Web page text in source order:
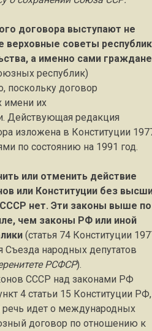
договора выступают не
верховные советы республик
а именно сами граждане
республик)
поскольку договор
имени их
Действующая редакция
изложена в Конституции
по состоянию на 1991 год.
или отменить действие
или Конституции без
СССР нет. Эти законы выше по
чем законы РФ или иной
(статья 74 Конституции
Съезда народных депутатов
РСФСР).
СССР над законами РФ
4 статьи 15 Конституции РФ,
речь идет о международных
договор по отношению к